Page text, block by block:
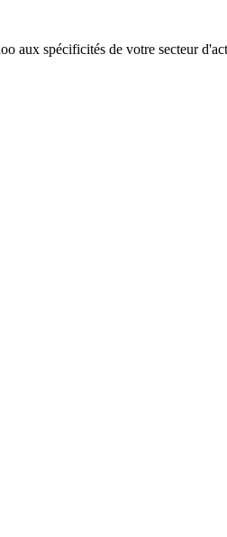
spécificités de votre secteur